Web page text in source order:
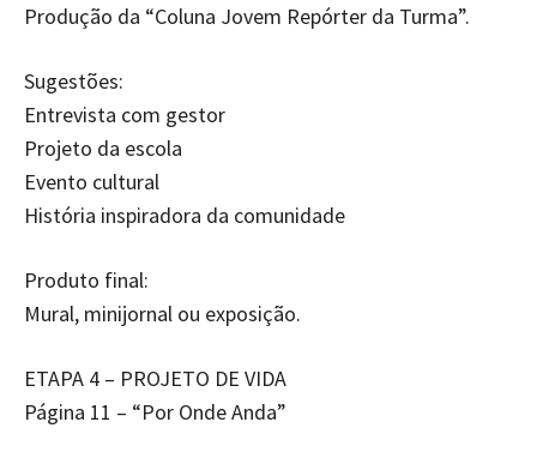
Produção da “Coluna Jovem Repórter da Turma”.
Sugestões:
Entrevista com gestor
Projeto da escola
Evento cultural
História inspiradora da comunidade
Produto final:
Mural, minijornal ou exposição.
ETAPA 4 – PROJETO DE VIDA
Página 11 – “Por Onde Anda”